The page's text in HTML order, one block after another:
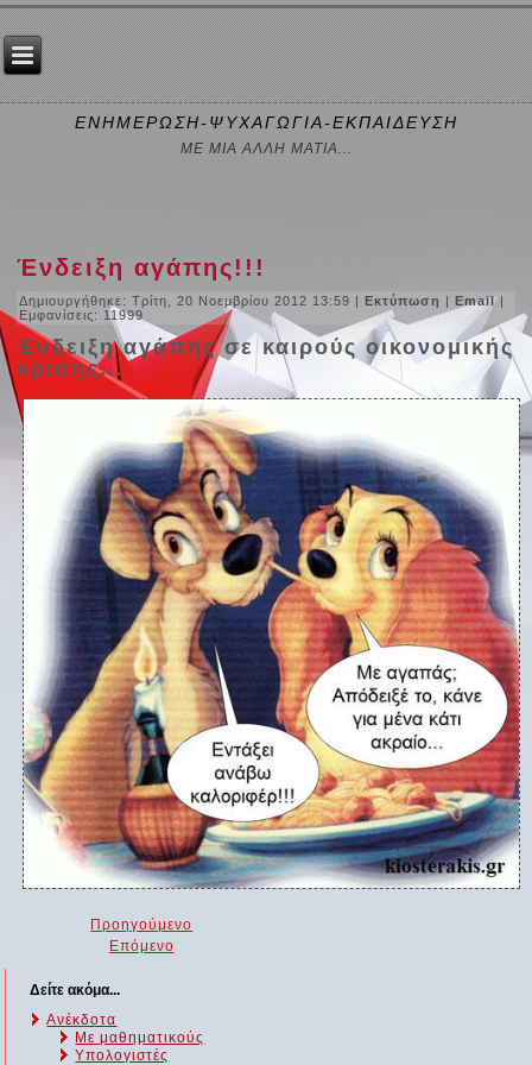
ΕΝΗΜΕΡΩΣΗ-ΨΥΧΑΓΩΓΙΑ-ΕΚΠΑΙΔΕΥΣΗ
ΜΕ ΜΙΑ ΑΛΛΗ ΜΑΤΙΑ...
Ένδειξη αγάπης!!!
Δημιουργήθηκε: Τρίτη, 20 Νοεμβρίου 2012 13:59 |Εκτύπωση |Email |
Εμφανίσεις: 11999
Ένδειξη αγάπης σε καιρούς οικονομικής
κρίσης...
Προηγούμενο
Επόμενο
Δείτε ακόμα...
Ανέκδοτα
Με μαθηματικούς
Υπολογιστές